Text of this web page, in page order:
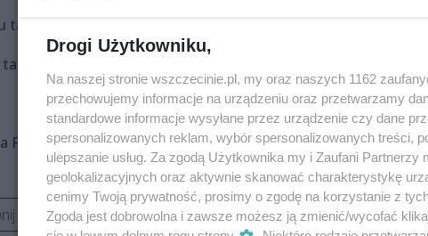
także pyszne jedzenie, DJ-a, animacje i wydarzenia sportowe.
Biegi, które towarzyszą nam na początek każdej
FB: https://www.facebook.com/events/1482947628975227/
Drogi Użytkowniku,
Na naszej stronie wszczecinie.pl, my oraz naszych 1162
przechowujemy informacje na urządzeniu oraz przetwarzamy
standardowe informacje wysyłane przez urządzenie czy dane
spersonalizowanych reklam, wybór spersonalizowanych treści,
ulepszanie usług. Za zgodą Użytkownika my i Zaufani
geolokalizacyjnych oraz aktywnie skanować charakterystykę
cenimy Twoją prywatność, prosimy o zgodę na korzystanie z
Zgoda jest dobrowolna i zawsze możesz ją zmienić/wycofać